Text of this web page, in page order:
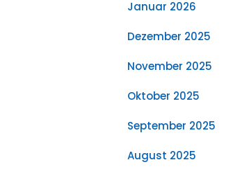
Januar 2026
Dezember 2025
November 2025
Oktober 2025
September 2025
August 2025